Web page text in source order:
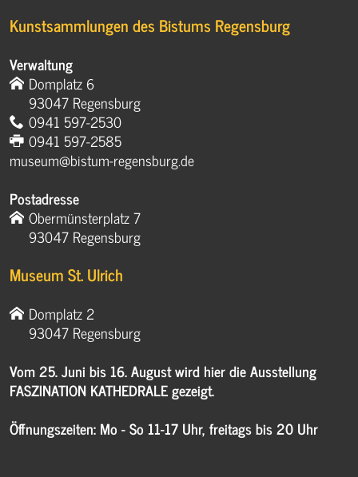
Kunstsammlungen des Bistums Regensburg
Verwaltung
Domplatz 6
93047 Regensburg
0941 597-2530
0941 597-2585
museum@bistum-regensburg.de
Postadresse
Obermünsterplatz 7
93047 Regensburg
Museum St. Ulrich
Domplatz 2
93047 Regensburg
Vom 25. Juni bis 16. August wird hier die Ausstellung
FASZINATION KATHEDRALE gezeigt.
Öffnungszeiten: Mo - So 11-17 Uhr, freitags bis 20 Uhr